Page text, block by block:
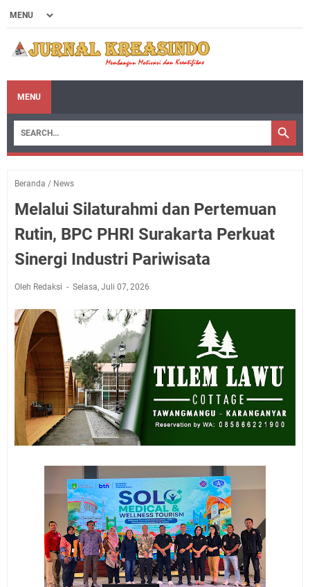
MENU
Beranda / News
Melalui Silaturahmi dan Pertemuan
Rutin, BPC PHRI Surakarta Perkuat
Sinergi Industri Pariwisata
Oleh Redaksi Selasa, Juli 07, 2026